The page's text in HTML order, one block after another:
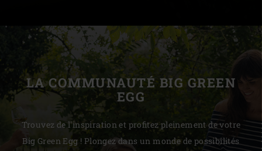
LA COMMUNAUTÉ BIG GREEN
EGG
Trouvez de l'inspiration et profitez pleinement de votre
Big Green Egg ! Plongez dans un monde de possibilités